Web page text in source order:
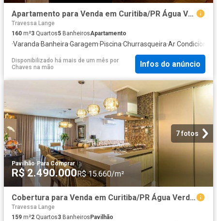
Apartamento para Venda em Curitiba/PR Água Verde 3 Quartos
Travessa Lange
160 m²3 Quartos5 BanheirosApartamento
·Varanda·Banheira·Garagem·Piscina·Churrasqueira·Ar
Disponibilizado há mais de um mês por
Chaves na mão
Infos do anúncio
7 fotos
Pavilhão·Para Comprar
R$ 2.490.000R$ 15.660/m²
Cobertura para Venda em Curitiba/PR Água Verde 2 Quartos
Travessa Lange
159 m²2 Quartos3 BanheirosPavilhão